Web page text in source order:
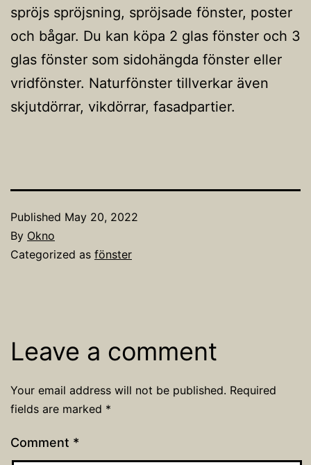
spröjs spröjsning, spröjsade fönster, poster
och bågar. Du kan köpa 2 glas fönster och 3
glas fönster som sidohängda fönster eller
vridfönster. Naturfönster tillverkar även
skjutdörrar, vikdörrar, fasadpartier.
Published May 20, 2022
By Okno
Categorized as fönster
Leave a comment
Your email address will not be published. Required
fields are marked *
Comment *